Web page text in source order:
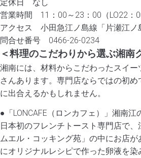
定休日 なし
営業時間 11：00～23：00（LO22：
アクセス 小田急江ノ島線「片瀬江ノ
問合せ番号 0466-26-0234
＜料理のこだわりから選ぶ湘南
湘南には、材料からこだわったスイー
さんあります。専門店ならではの初
に出合えるかもしれません。
●「LONCAFE（ロンカフェ）」湘南江
日本初のフレンチトースト専門店で
ムエル・コッキング苑」の中にお店が
にオリジナルレシピで作った卵液を染